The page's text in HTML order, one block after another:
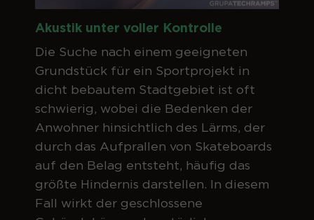
Akustik unter voller Kontrolle
Die Suche nach einem geeigneten
Grundstück für ein Sportprojekt in
dicht bebautem Stadtgebiet ist oft
schwierig, wobei die Bedenken der
Anwohner hinsichtlich des Lärms, der
durch das Aufprallen von Skateboards
auf den Belag entsteht, häufig das
größte Hindernis darstellen. In diesem
Fall wirkt der geschlossene